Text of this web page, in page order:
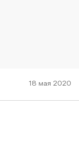
18 мая 2020